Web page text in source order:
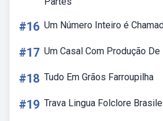
#16 Um Número Inteiro é
#17 Um Casal Com Produção
#18 Tudo Em Grãos Farroupilha
#19 Trava Lingua Folclore